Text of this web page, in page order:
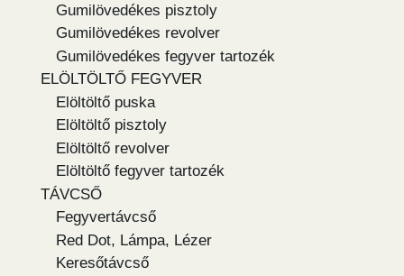
Gumilövedékes pisztoly
Gumilövedékes revolver
Gumilövedékes fegyver tartozék
ELÖLTÖLTŐ FEGYVER
Elöltöltő puska
Elöltöltő pisztoly
Elöltöltő revolver
Elöltöltő fegyver tartozék
TÁVCSŐ
Fegyvertávcső
Red Dot, Lámpa, Lézer
Keresőtávcső